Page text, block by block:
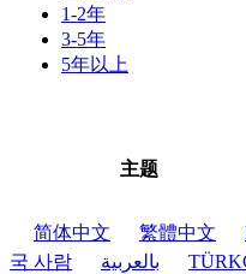
1-2年
3-5年
5年以上
主题
简体中文 繁體中文
국 사람
بالعربية